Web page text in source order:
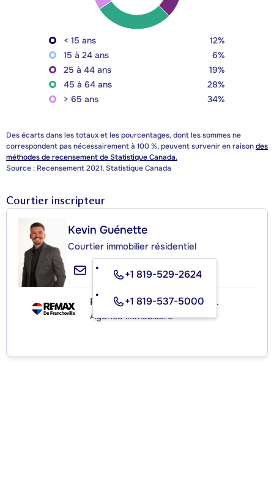
< 15 ans
12%
15 à 24 ans
6%
25 à 44 ans
19%
45 à 64 ans
28%
> 65 ans
34%
Des écarts dans les totaux et les pourcentages, dont les sommes ne
correspondent pas nécessairement à 100 %, peuvent survenir en raisondes
méthodes de recensement de Statistique Canada.
Source : Recensement 2021, Statistique Canada
Courtier inscripteur
Kevin Guénette
Courtier immobilier résidentiel
+1 819-529-2624
+1 819-537-5000
RE/MAX de Francheville Inc.
Agence immobilière